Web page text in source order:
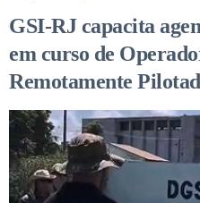
GSI-RJ capacita
em curso de
Remotamente